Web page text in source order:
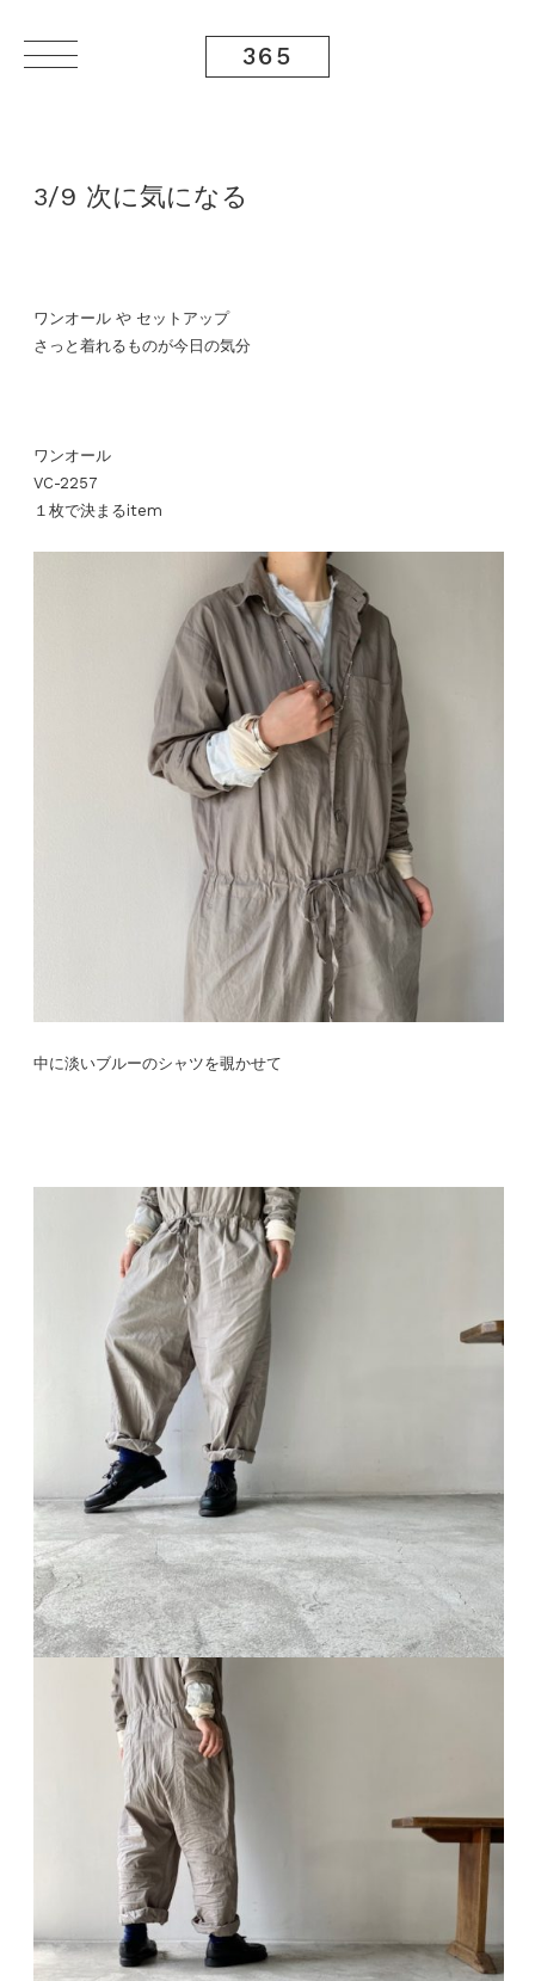
365
3/9 次に気になる
ワンオール や セットアップ
さっと着れるものが今日の気分
ワンオール
VC-2257
１枚で決まるitem
中に淡いブルーのシャツを覗かせて